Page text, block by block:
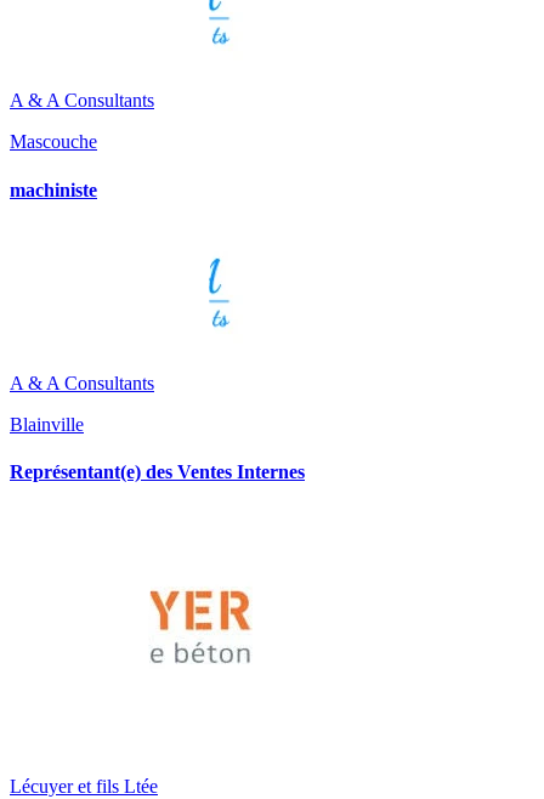
A & A Consultants
Mascouche
machiniste
A & A Consultants
Blainville
Représentant(e) des Ventes Internes
Lécuyer et fils Ltée